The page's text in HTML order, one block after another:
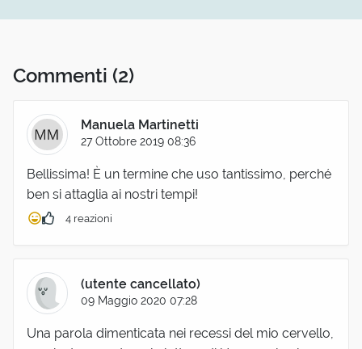
Commenti (2)
Manuela Martinetti
27 Ottobre 2019 08:36
Bellissima! È un termine che uso tantissimo, perché
ben si attaglia ai nostri tempi!
4 reazioni
(utente cancellato)
09 Maggio 2020 07:28
Una parola dimenticata nei recessi del mio cervello,